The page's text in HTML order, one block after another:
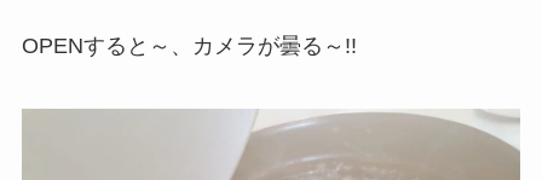
OPENすると～、カメラが曇る～!!